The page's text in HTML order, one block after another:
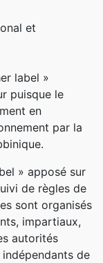
et
label »
puisque le
en
par la
» apposé sur
de règles de
sont organisés
impartiaux,
autorités
de